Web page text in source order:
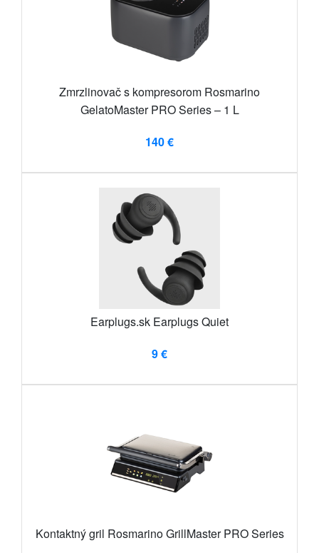
Zmrzlinovač s kompresorom Rosmarino
GelatoMaster PRO Series – 1 L
140 €
Earplugs.sk Earplugs Quiet
9 €
Kontaktný gril Rosmarino GrillMaster PRO Series